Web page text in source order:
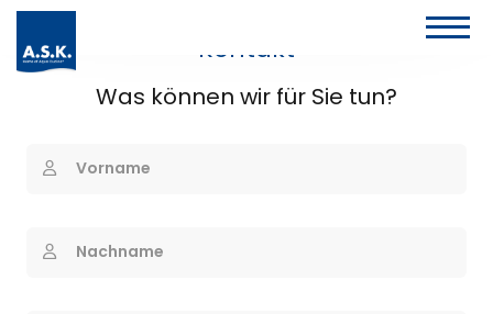
Kontakt
Was können wir für Sie tun?
Vorname
Nachname